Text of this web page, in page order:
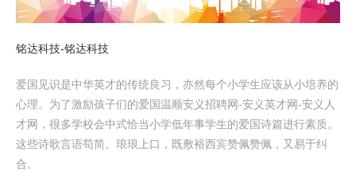
铭达科技-铭达科技
爱国见识是中华英才的传统良习，亦然每个小学生应该从小培养的
心理。为了激励孩子们的爱国温顺安义招聘网-安义英才网-安义人
才网，很多学校会中式恰当小学低年事学生的爱国诗篇进行素质。
这些诗歌言语苟简、琅琅上口，既敷裕西宾赞佩赞佩，又易于纠
合。